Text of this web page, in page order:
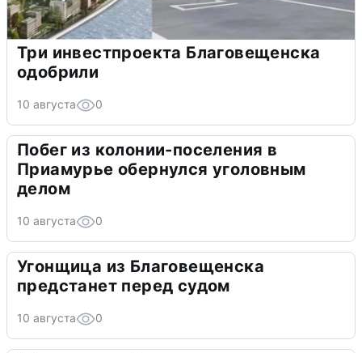
Три инвестпроекта Благовещенска
одобрили
10 августа 0
Побег из колонии-поселения в
Приамурье обернулся уголовным
делом
10 августа 0
Угонщица из Благовещенска
предстанет перед судом
10 августа 0